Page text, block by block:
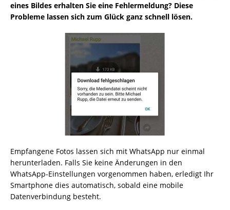
eines Bildes erhalten Sie eine Fehlermeldung? Diese
Probleme lassen sich zum Glück ganz schnell lösen.
Empfangene Fotos lassen sich mit WhatsApp nur einmal
herunterladen. Falls Sie keine Änderungen in den
WhatsApp-Einstellungen vorgenommen haben, erledigt Ihr
Smartphone dies automatisch, sobald eine mobile
Datenverbindung besteht.